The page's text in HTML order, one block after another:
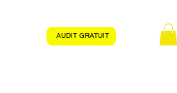
AUDIT GRATUIT